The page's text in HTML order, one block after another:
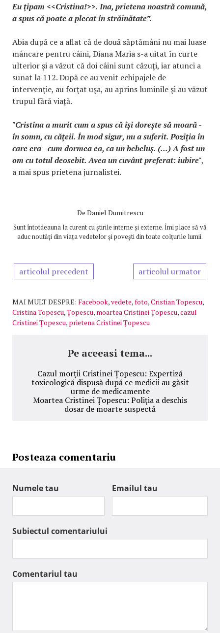
Eu ţipam <<Cristina!>>. Ina, prietena noastră comună,
a spus că poate a plecat în străinătate”.
Abia după ce a aflat că de două săptămâni nu mai luase
mâncare pentru câini, Diana Maria s-a uitat în curte
ulterior şi a văzut că doi câini sunt căzuţi, iar atunci a
sunat la 112. După ce au venit echipajele de
intervenţie, au forţat uşa, au aprins luminile şi au văzut
trupul fără viață.
"Cristina a murit cum a spus că îşi doreşte să moară -
în somn, cu căţeii. În mod sigur, nu a suferit. Poziţia în
care era - cum dormea ea, ca un bebeluş. (...) A fost un
om cu totul deosebit. Avea un cuvânt preferat: iubire",
a mai spus prietena jurnalistei.
De Daniel Dumitrescu
Sunt întotdeauna la curent cu știrile interne și externe. Îmi place să vă
aduc noutăți din viața vedetelor și povești din toate colțurile lumii.
articolul precedent articolul urmator
MAI MULT DESPRE: Facebook,vedete,foto,Cristian Topescu,
Cristina Topescu,Țopescu, moartea Cristinei Țopescu,cazul
Cristinei Țopescu, prietena Cristinei Țopescu
Pe aceeasi tema...
Cazul morții Cristinei Țopescu: Expertiză
toxicologică dispusă după ce medicii au găsit
urme de medicamente
Moartea Cristinei Ţopescu: Poliţia a deschis
dosar de moarte suspectă
Posteaza comentariu
Numele tau Emailul tau
Subiectul comentariului
Comentariul tau